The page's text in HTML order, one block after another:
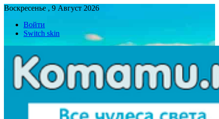
Воскресенье , 9 Август 2026
Войти
Switch skin